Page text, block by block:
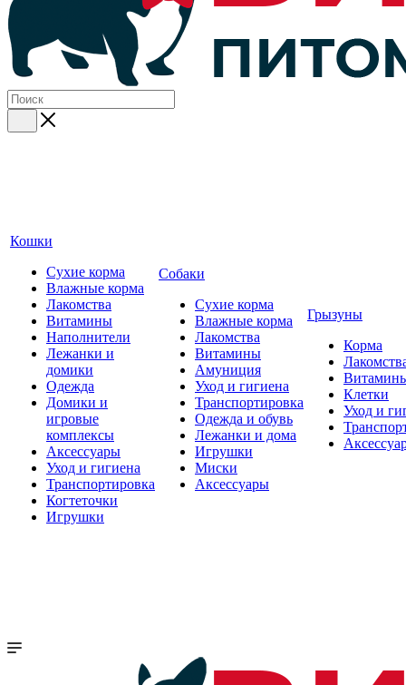
Кошки
Сухие корма
Влажные корма
Лакомства
Витамины
Наполнители
Лежанки и
домики
Одежда
Домики и
игровые
комплексы
Аксессуары
Уход и гигиена
Транспортировка
Когтеточки
Игрушки
Собаки
Сухие корма
Влажные корма
Лакомства
Витамины
Амуниция
Уход и гигиена
Транспортировка
Одежда и обувь
Лежанки и дома
Игрушки
Миски
Аксессуары
Грызуны
Корма
Клетки
Уход и